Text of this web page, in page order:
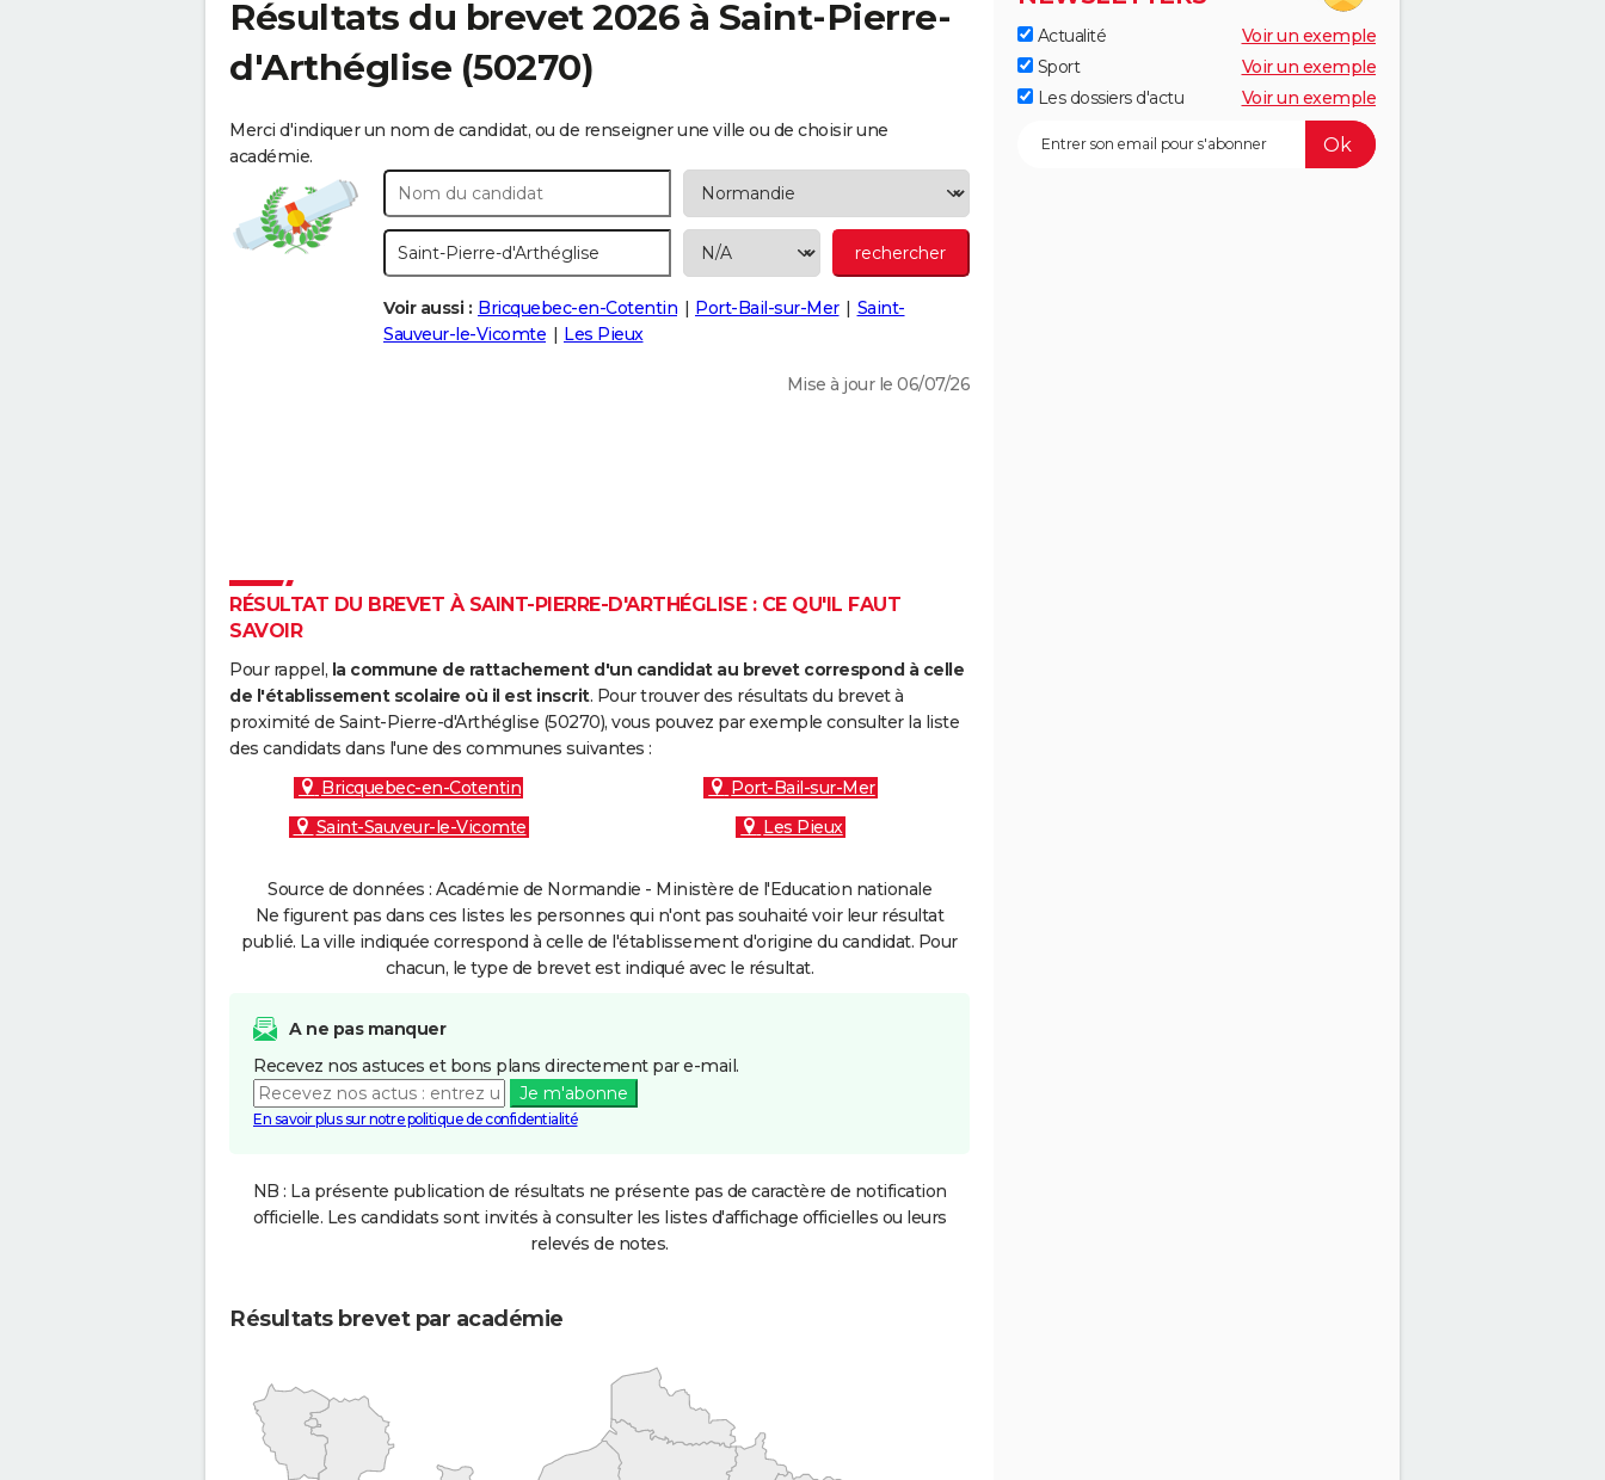
Résultats du brevet 2026 à Saint-Pierre-
d'Arthéglise (50270)
Merci d'indiquer un nom de candidat, ou de renseigner une ville ou de choisir une
académie.
Voir aussi : Bricquebec-en-Cotentin Port-Bail-sur-Mer
Saint-
Sauveur-le-Vicomte
Les Pieux
Mise à jour le 06/07/26
RÉSULTAT DU BREVET À SAINT-PIERRE-D'ARTHÉGLISE : CE QU'IL FAUT
SAVOIR
Pour rappel, la commune de rattachement d'un candidat au brevet correspond à celle
de l'établissement scolaire où il est inscrit. Pour trouver des résultats du brevet à
proximité de Saint-Pierre-d'Arthéglise (50270), vous pouvez par exemple consulter la liste
des candidats dans l'une des communes suivantes :
Bricquebec-en-Cotentin
Port-Bail-sur-Mer
Saint-Sauveur-le-Vicomte
Les Pieux
Source de données : Académie de Normandie - Ministère de l'Education nationale
Ne figurent pas dans ces listes les personnes qui n'ont pas souhaité voir leur résultat
publié. La ville indiquée correspond à celle de l'établissement d'origine du candidat. Pour
chacun, le type de brevet est indiqué avec le résultat.
A ne pas manquer
Recevez nos astuces et bons plans directement par e-mail.
Je m'abonne
En savoir plus sur notre politique de confidentialité
NB : La présente publication de résultats ne présente pas de caractère de notification
officielle. Les candidats sont invités à consulter les listes d'affichage officielles ou leurs
relevés de notes.
Résultats brevet par académie
Actualité
Voir un exemple
Sport
Voir un exemple
Les dossiers d'actu
Voir un exemple